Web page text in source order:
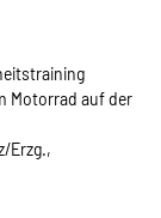
Motorrad auf der
Erzg.,